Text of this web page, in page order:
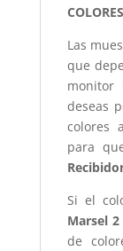
COLORES
Las
que
monitor
deseas
colores
para
Si el
Marsel
de